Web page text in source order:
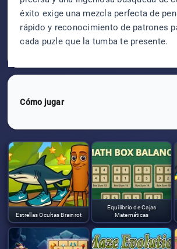
éxito exige una mezcla perfecta de
rápido y reconocimiento de patrones
cada puzle que la tumba te presente.
Cómo jugar
Estrellas Ocultas Brainrot
Equilibrio de Cajas
Matemáticas